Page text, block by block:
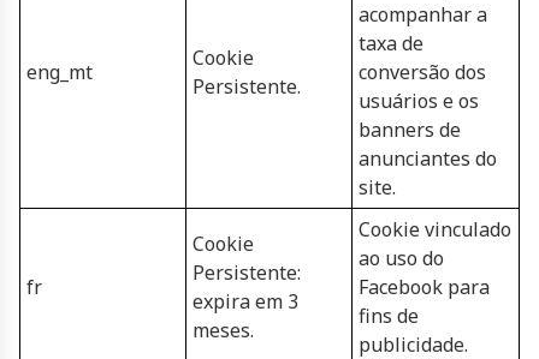
eng_mt
Cookie
Persistente.
acompanhar a
taxa de
conversão dos
usuários e os
banners de
anunciantes do
site.
fr
Cookie
Persistente:
expira em 3
meses.
Cookie vinculado
ao uso do
Facebook para
fins de
publicidade.